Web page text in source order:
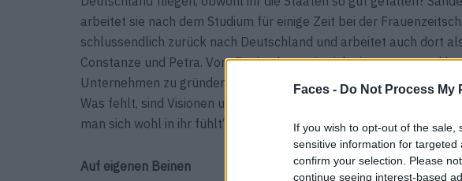
Faces - Do Not Process My
If you wish to opt-out of the
sensitive information for
confirm your selection. Please
continue seeing interest-based
arbeitet sie nach dem Studium für einige Zeit bei der
schlussendlich zurück nach Deutschland und arbeitet auch dort
Constanze und Petra. Vom Design kann sie sich nie trennen und
Unternehmen zu gründen und für frischen Wind in der Modewelt
Was fehlt, sind Visionen und eine selbstverständliche Modernität.
man sich wohl in ihr fühlt“!
Auf eigenen Beinen